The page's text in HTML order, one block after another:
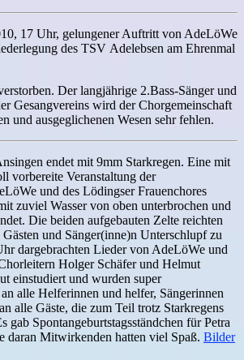
17 Uhr, gelungener Auftritt von AdeLöWe
des TSV Adelebsen am Ehrenmal
Der langjährige 2.Bass-Sänger und
Gesangvereins wird der Chorgemeinschaft
und ausgeglichenen Wesen sehr fehlen.
endet mit 9mm Starkregen. Eine mit
vorbereite Veranstaltung der
und des Lödingser Frauenchores
zuviel Wasser von oben unterbrochen und
Die beiden aufgebauten Zelte reichten
und Sänger(inne)n Unterschlupf zu
dargebrachten Lieder von AdeLöWe und
Holger Schäfer und Helmut
einstudiert und wurden super
alle Helferinnen und helfer, Sängerinnen
alle Gäste, die zum Teil trotz Starkregens
gab Spontangeburtstagsständchen für Petra
daran Mitwirkenden hatten viel Spaß. Bilder